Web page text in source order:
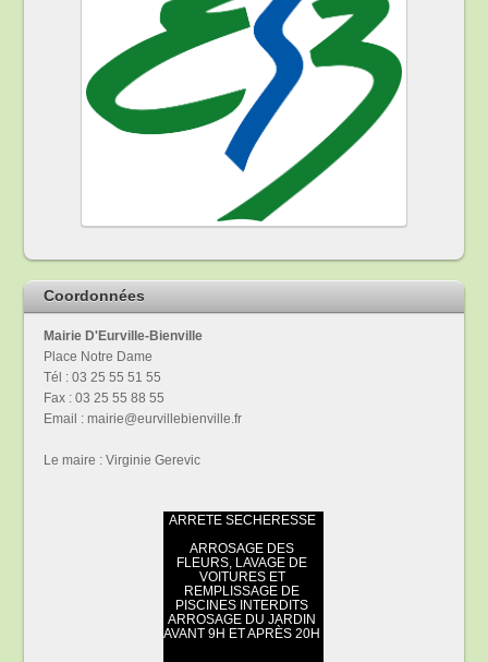
Coordonnées
Mairie D'Eurville-Bienville
Place Notre Dame
Tél : 03 25 55 51 55
Fax : 03 25 55 88 55
Email : mairie@eurvillebienville.fr
Le maire : Virginie Gerevic